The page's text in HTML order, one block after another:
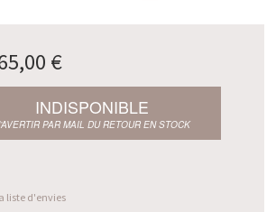
€
INDISPONIBLE
PAR MAIL DU RETOUR EN STOCK
liste d'envies